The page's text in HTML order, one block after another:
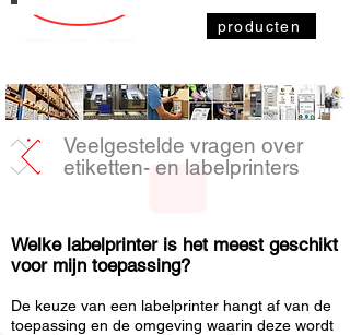
producten
Veelgestelde vragen over
etiketten- en labelprinters
Welke labelprinter is het meest geschikt
voor mijn toepassing?
De keuze van een labelprinter hangt af van de
toepassing en de omgeving waarin deze wordt